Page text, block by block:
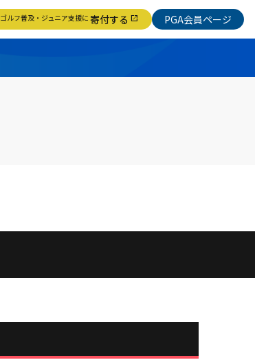
ゴルフ普及・ジュニア支援に 寄付する open_in_new PGA会員ページ